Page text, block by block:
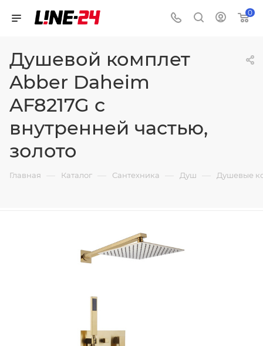
0
Душевой комплет
Abber Daheim
AF8217G с
внутренней частью,
золото
Главная — Каталог — Сантехника — Душ — Душевые